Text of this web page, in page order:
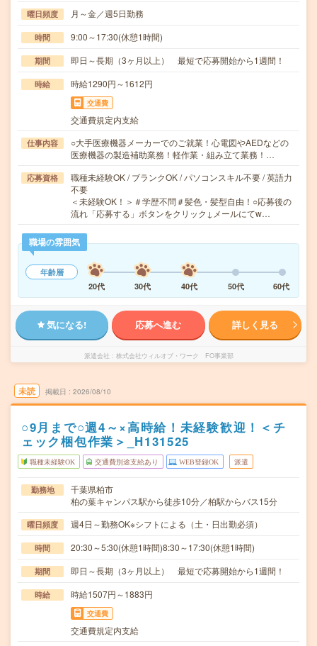
曜日頻度 月～金／週5日勤務
時間 9:00～17:30(休憩1時間)
期間 即日～長期（3ヶ月以上） 最短で応募開始から1週間！
時給 時給1290円～1612円
交通費
交通費規定内支給
仕事内容
○大手医療機器メーカーでのご就業！心電図やAEDなどの
医療機器の製造補助業務！軽作業・組み立て業務！…
応募資格
職種未経験OK / ブランクOK / パソコンスキル不要 / 英語力
不要
＜未経験OK！＞＃学歴不問＃髪色・髪型自由！○応募後の
流れ「応募する」ボタンをクリック↓メールにてw…
職場の雰囲気
年齢層
20代
30代 40代 50代 60代
気になる! 応募へ進む 詳しく見る
派遣会社 株式会社ウィルオブ・ワーク FO事業部
未読 掲載日 2026/08/10
○9月まで○週4～×高時給！未経験歓迎！＜チ
ェック梱包作業＞_H131525
職種未経験OK 交通費別途支給あり WEB登録OK 派遣
勤務地
千葉県柏市
柏の葉キャンパス駅から徒歩10分／柏駅からバス15分
曜日頻度 週4日～勤務OK※シフトによる（土・日出勤必須）
時間 20:30～5:30(休憩1時間)8:30～17:30(休憩1時間)
期間 即日～長期（3ヶ月以上） 最短で応募開始から1週間！
時給 時給1507円～1883円
交通費
交通費規定内支給